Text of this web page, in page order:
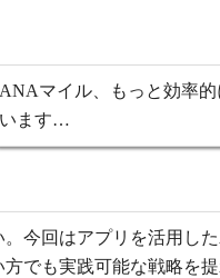
ANAマイル、もっと効率
います…
。今回はアプリを活用し
でも実践可能な戦略を提